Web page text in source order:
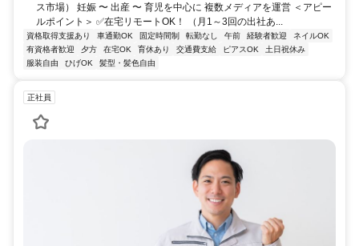
ス市場） 妊娠 〜 出産 〜 育児を中心に 複数メディアを運営 ＜アピー
ルポイント＞ ✅在宅リモートOK！ （月1～3回の出社あ...
資格取得支援あり 車通勤OK 固定時間制 転勤なし 午前 経験者歓迎
ネイルOK
有資格者歓迎
夕方 在宅OK 育休あり 交通費支給 ピアスOK
土日祝休み
服装自由
ひげOK 髪型・髪色自由
正社員